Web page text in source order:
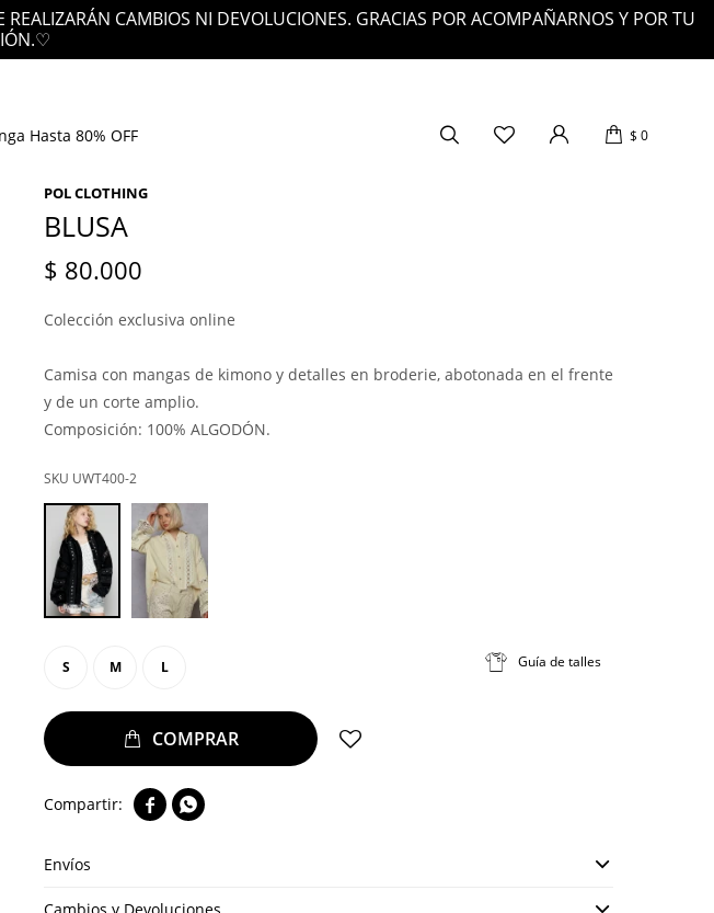
CAMBIOS NI DEVOLUCIONES. GRACIAS POR ACOMPAÑARNOS Y POR TU
Hasta 80% OFF $ 0
POL CLOTHING
BLUSA
$ 80.000
Colección exclusiva online
Camisa con mangas de kimono y detalles en broderie, abotonada en el frente
y de un corte amplio.
Composición: 100% ALGODÓN.
UWT400-2
S M L Guía de talles
 
Envíos